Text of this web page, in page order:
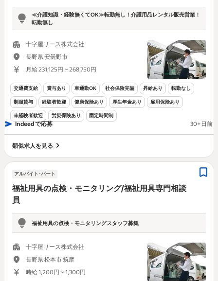
≪介護知識・経験無くてOK≫転勤無し！介護用品レンタル販売営業！
転勤無し
十字屋リース株式会社
長野県 安曇野市
月給 231,125円 ~ 268,750円
交通費支給 賞与あり 車通勤OK 社会保険完備 昇給あり 転勤なし
制服貸与 経験者歓迎 健康保険あり 厚生年金あり 雇用保険あり
未経験者歓迎 労災保険あり 固定時間制
Indeed で応募 30+日前
類似求人を見る
アルバイト･パート
福祉用具の点検・モニタリング/福祉用具専門相談
員
福祉用具の点検・モニタリングスタッフ募集
十字屋リース株式会社
長野県 松本市 筑摩
時給 1,200円 ~ 1,300円